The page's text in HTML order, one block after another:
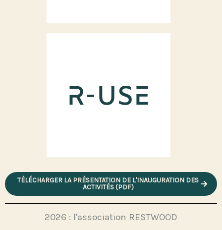
TÉLÉCHARGER LA PRÉSENTATION DE L'INAUGURATION DES
ACTIVITÉS (PDF)
2026 : l'association RESTWOOD